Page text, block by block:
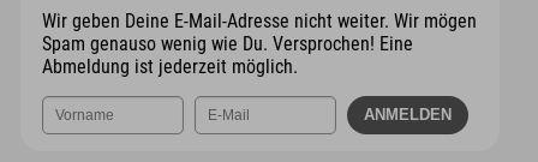
Wir geben Deine E-Mail-Adresse nicht weiter. Wir mögen
Spam genauso wenig wie Du. Versprochen! Eine
Abmeldung ist jederzeit möglich.